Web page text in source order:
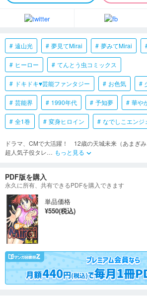
遠山光 夢見てMirai 夢みてMirai
ヒーロー てんとう虫コミックス
ドキドキ♥芸能ファンタジー お色気
芸能界 1990年代 予知夢 華や
全1巻 変身ヒロイン なでしこエンジ
ドラマ、CMで大活躍！ 12歳の天城未来（あまぎ
超人気子役タレ… もっと見る keyboard_arrow_down
PDF版を購入
永久に所有、共有できるPDFを購入できます
単品価格
¥550(税込)